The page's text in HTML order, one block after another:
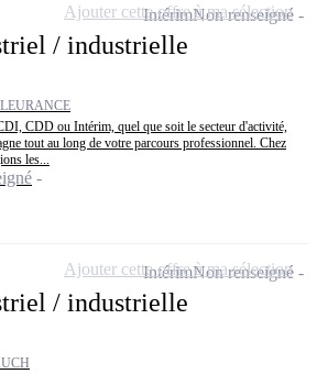
/ industrielle
CDD ou Intérim, quel que soit le secteur d'activité,
tout au long de votre parcours professionnel. Chez
les...
IntérimNon renseigné
Ajouter cette offre à ma sélection
/ industrielle
IntérimNon renseigné
Ajouter cette offre à ma sélection